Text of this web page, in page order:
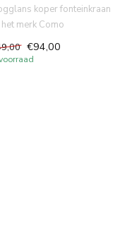
koper fonteinkraan
merk Como
m...
€94,00